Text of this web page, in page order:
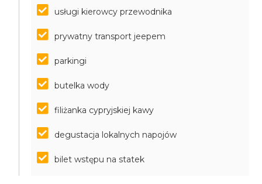
usługi kierowcy przewodnika
prywatny transport jeepem
parkingi
butelka wody
filiżanka cypryjskiej kawy
degustacja lokalnych napojów
bilet wstępu na statek